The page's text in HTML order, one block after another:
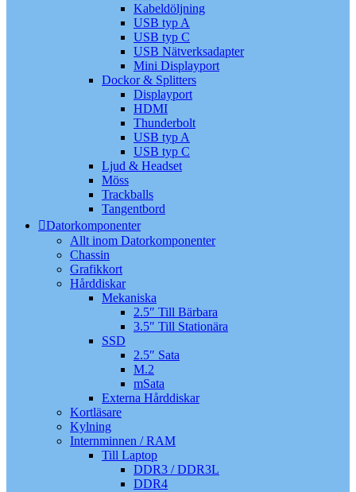
Kabeldöljning
USB typ A
USB typ C
USB Nätverksadapter
Mini Displayport
Dockor & Splitters
Displayport
HDMI
Thunderbolt
USB typ A
USB typ C
Ljud & Headset
Möss
Trackballs
Tangentbord
Datorkomponenter
Allt inom Datorkomponenter
Chassin
Grafikkort
Hårddiskar
Mekaniska
2.5″ Till Bärbara
3.5″ Till Stationära
SSD
2.5″ Sata
M.2
mSata
Externa Hårddiskar
Kortläsare
Kylning
Internminnen / RAM
Till Laptop
DDR3 / DDR3L
DDR4